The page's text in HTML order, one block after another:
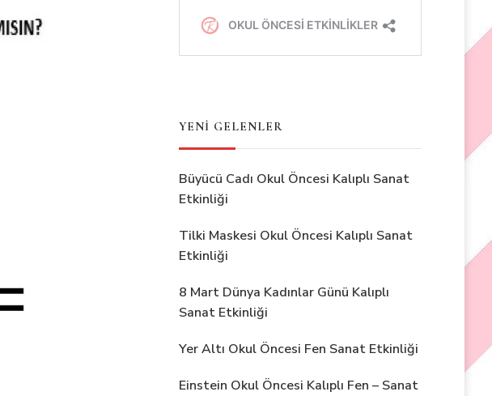
YENİ GELENLER
Büyücü Cadı Okul Öncesi Kalıplı Sanat
Etkinliği
Tilki Maskesi Okul Öncesi Kalıplı Sanat
Etkinliği
8 Mart Dünya Kadınlar Günü Kalıplı
Sanat Etkinliği
Yer Altı Okul Öncesi Fen Sanat Etkinliği
Einstein Okul Öncesi Kalıplı Fen – Sanat